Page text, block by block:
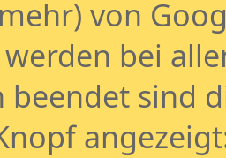
von
bei
beendet sind